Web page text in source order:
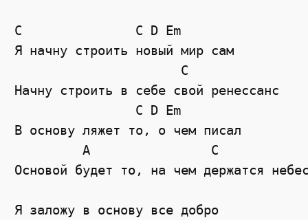
C C D Em
Я начну строить новый мир сам
C
Начну строить в себе свой ренессанс
C D Em
В основу ляжет то, о чем писал
A
C
Основой будет то, на чем держатся
Я заложу в основу все добро